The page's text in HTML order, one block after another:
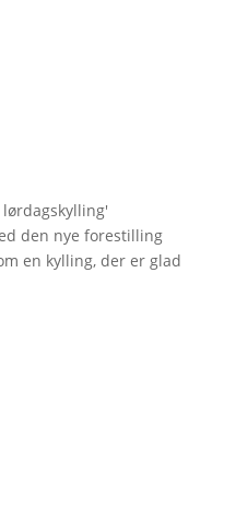
'
den nye forestilling
en kylling, der er glad